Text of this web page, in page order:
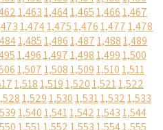
1,4631,4641,4651,4661,467
1,4741,4751,4761,4771,478
1,4851,4861,4871,4881,489
1,4961,4971,4981,4991,500
1,5071,5081,5091,5101,511
1,5181,5191,5201,5211,522
1,5291,5301,5311,5321,533
1,5401,5411,5421,5431,544